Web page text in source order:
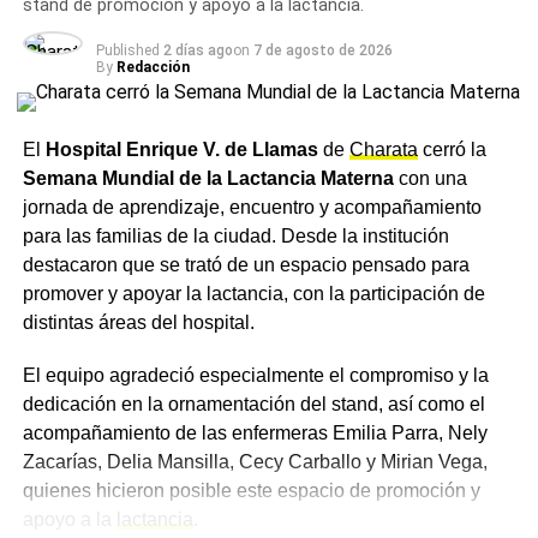
impacto fiscal de los cambios propuestos. Por ese motivo,
reclaman que la cuestión tributaria sea tratada de manera
Frigerio coincidió con esa postura. Afirmó que discutir
empleo sin impuestos es una visión incompleta del
problema.
Impuestos distorsivos y
competitividad
obstante, cuestionó impuestos que encarecen la
producción y el consumo.
Según explicó, esos gravámenes reducen márgenes y
desalientan inversiones. Además, afectan la creación de
El jueves se espera la jornada más fría de la semana, con
una máxima de 13,9°C y una probabilidad de lluvias del
20%, mientras que hacia el viernes y el sábado siguiente
las temperaturas se recuperarían levemente, con una
fecha.
Ante el descenso de temperaturas previsto para los
próximos días, se recomienda a los vecinos de Charata
abrigarse adecuadamente, en especial durante las horas
de la madrugada.
stand de promoción y apoyo a la lactancia.
Published 2 días agoon 7 de agosto de 2026
By Redacción
El Hospital Enrique V. de Llamasde Charata cerró la
Semana Mundial de la Lactancia Maternacon una
jornada de aprendizaje, encuentro y acompañamiento
para las familias de la ciudad. Desde la institución
destacaron que se trató de un espacio pensado para
promover y apoyar la lactancia, con la participación de
distintas áreas del hospital.
El equipo agradeció especialmente el compromiso y la
dedicación en la ornamentación del stand, así como el
acompañamiento de las enfermeras Emilia Parra, Nely
Zacarías, Delia Mansilla, Cecy Carballo y Mirian Vega,
quienes hicieron posible este espacio de promoción y
lactancia